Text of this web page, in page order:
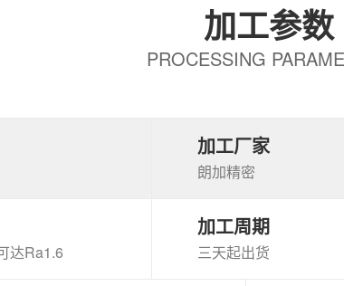
加工参数
PROCESSING
加工厂家
朗加精密
达Ra1.6
加工周期
三天起出货